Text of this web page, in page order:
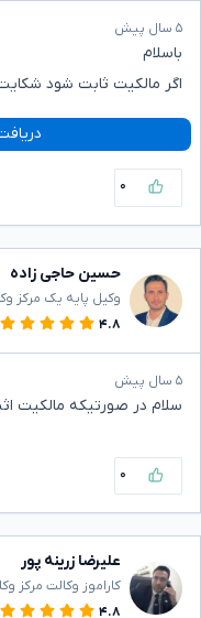
۵ سال پیش
باسلام
اگر مالکیت ثابت شود
۰
حسین حاجی زاده
وکیل پایه یک مرکز
۴.۸
۵ سال پیش
سلام در صورتیکه مالکیت
۰
علیرضا زرینه پور
کاراموز وکالت مرکز
۴.۸